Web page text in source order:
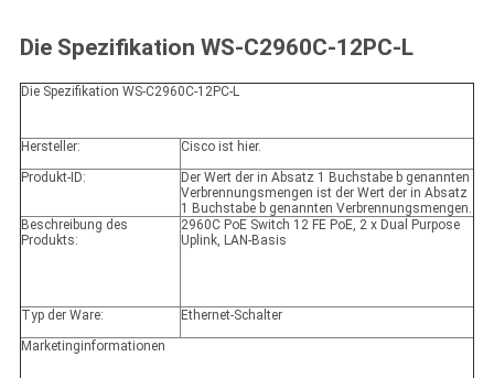
Die Spezifikation WS-C2960C-12PC-L
Die Spezifikation WS-C2960C-12PC-L
Hersteller:
Cisco ist hier.
Produkt-ID:
Der Wert der in Absatz 1 Buchstabe b genannten
Verbrennungsmengen ist der Wert der in Absatz
1 Buchstabe b genannten Verbrennungsmengen.
Beschreibung des
Produkts:
2960C PoE Switch 12 FE PoE, 2 x Dual Purpose
Uplink, LAN-Basis
Typ der Ware:
Ethernet-Schalter
Marketinginformationen